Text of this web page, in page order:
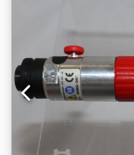
Velocidad de
12 Nm Salida:
Longitud: 215 mm
herramientas
bajo demanda.